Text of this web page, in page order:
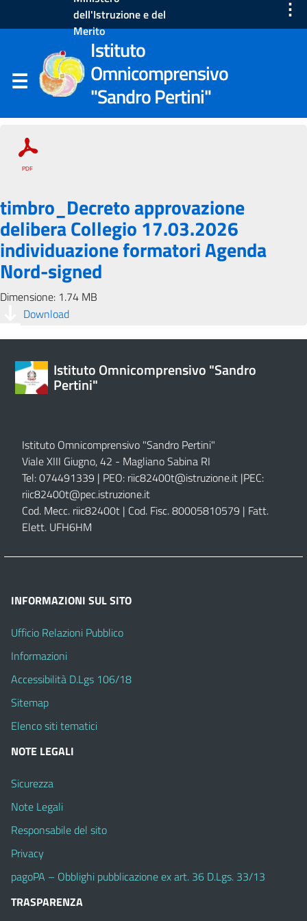
dell'Istruzione e del
Merito
⋮
Istituto
Omnicomprensivo
"Sandro Pertini"
timbro_Decreto approvazione
delibera Collegio 17.03.2026
individuazione formatori Agenda
Nord-signed
Dimensione: 1.74 MB
Download
Istituto Omnicomprensivo "Sandro
Pertini"
Istituto Omnicomprensivo "Sandro Pertini"
Viale XIII Giugno, 42 - Magliano Sabina RI
Tel: 074491339 | PEO: riic82400t@istruzione.it |PEC:
riic82400t@pec.istruzione.it
Cod. Mecc. riic82400t | Cod. Fisc. 80005810579 | Fatt.
Elett. UFH6HM
INFORMAZIONI SUL SITO
Ufficio Relazioni Pubblico
Informazioni
Accessibilità D.Lgs 106/18
Sitemap
Elenco siti tematici
NOTE LEGALI
Sicurezza
Note Legali
Responsabile del sito
Privacy
pagoPA – Obblighi pubblicazione ex art. 36 D.Lgs. 33/13
TRASPARENZA